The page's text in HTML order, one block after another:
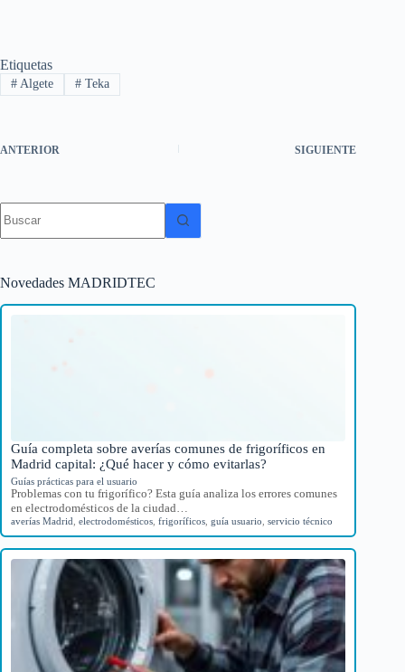
Etiquetas
#Algete #Teka
ANTERIOR SIGUIENTE
resultados
Novedades MADRIDTEC
Guía completa sobre averías comunes de frigoríficos en
Madrid capital: ¿Qué hacer y cómo evitarlas?
Guías prácticas para el usuario
Problemas con tu frigorífico? Esta guía analiza los errores comunes
en electrodomésticos de la ciudad…
averías Madrid electrodomésticos frigoríficos guía usuario servicio técnico